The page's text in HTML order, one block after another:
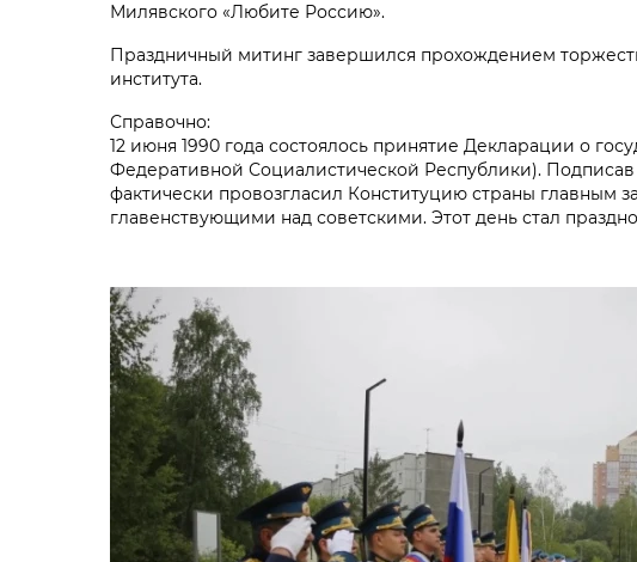
Милявского «Любите Россию».
Праздничный митинг завершился прохождением
института.
Справочно:
12 июня 1990 года состоялось принятие Декларации о
Федеративной Социалистической Республики).
фактически провозгласил Конституцию страны главным
главенствующими над советскими. Этот день стал